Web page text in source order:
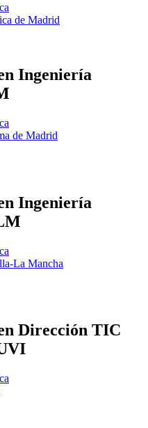
de Madrid
Ingeniería
de Madrid
Ingeniería
La Mancha
Dirección TIC